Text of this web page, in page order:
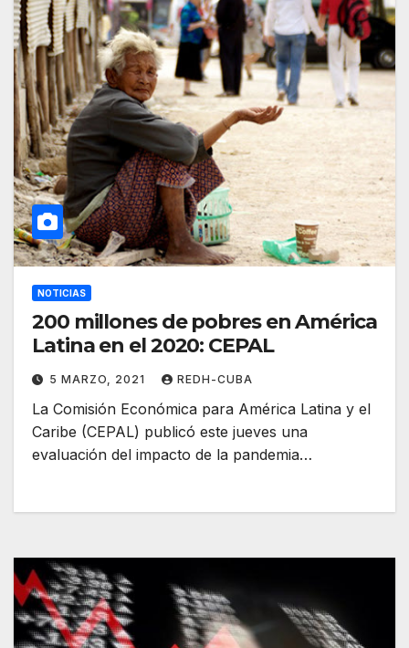
NOTICIAS
200 millones de pobres en América
Latina en el 2020: CEPAL
5 MARZO, 2021 REDH-CUBA
La Comisión Económica para América Latina y el
Caribe (CEPAL) publicó este jueves una
evaluación del impacto de la pandemia…